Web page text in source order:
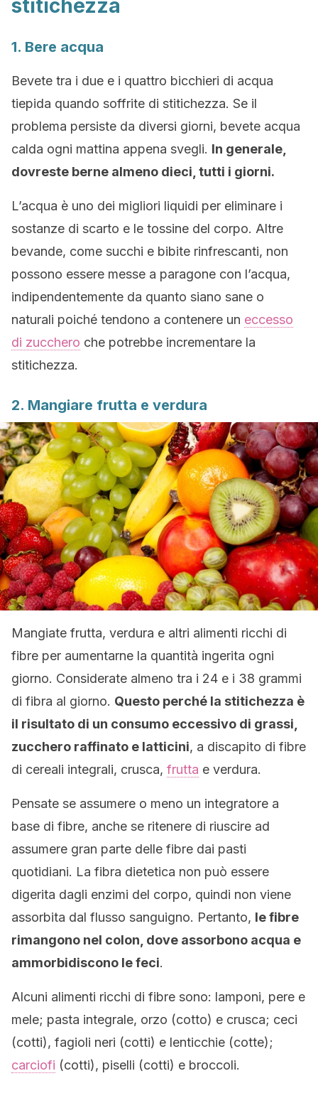
stitichezza
1. Bere acqua
Bevete tra i due e i quattro bicchieri di acqua
tiepida quando soffrite di stitichezza. Se il
problema persiste da diversi giorni, bevete acqua
calda ogni mattina appena svegli. In generale,
dovreste berne almeno dieci, tutti i giorni.
L’acqua è uno dei migliori liquidi per eliminare i
sostanze di scarto e le tossine del corpo. Altre
bevande, come succhi e bibite rinfrescanti, non
possono essere messe a paragone con l’acqua,
indipendentemente da quanto siano sane o
naturali poiché tendono a contenere un eccesso
di zucchero che potrebbe incrementare la
stitichezza.
2. Mangiare frutta e verdura
Mangiate frutta, verdura e altri alimenti ricchi di
fibre per aumentarne la quantità ingerita ogni
giorno. Considerate almeno tra i 24 e i 38 grammi
di fibra al giorno. Questo perché la stitichezza è
il risultato di un consumo eccessivo di grassi,
zucchero raffinato e latticini, a discapito di fibre
di cereali integrali, crusca, frutta e verdura.
Pensate se assumere o meno un integratore a
base di fibre, anche se ritenere di riuscire ad
assumere gran parte delle fibre dai pasti
quotidiani. La fibra dietetica non può essere
digerita dagli enzimi del corpo, quindi non viene
assorbita dal flusso sanguigno. Pertanto, le fibre
rimangono nel colon, dove assorbono acqua e
ammorbidiscono le feci.
Alcuni alimenti ricchi di fibre sono: lamponi, pere e
mele; pasta integrale, orzo (cotto) e crusca; ceci
(cotti), fagioli neri (cotti) e lenticchie (cotte);
carciofi (cotti), piselli (cotti) e broccoli.